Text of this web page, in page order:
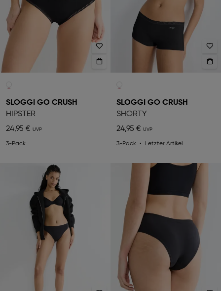
SLOGGI GO CRUSH
HIPSTER
24,95 €
3-Pack
SLOGGI GO CRUSH
SHORTY
24,95 €
3-Pack Letzter Artikel